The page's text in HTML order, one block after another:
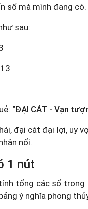
số mà mình đang có.
sau:
"ĐẠI CÁT - Vạn
đại cát đại lợi, uy
nổi.
1 nút
tổng các số
ý nghĩa phong